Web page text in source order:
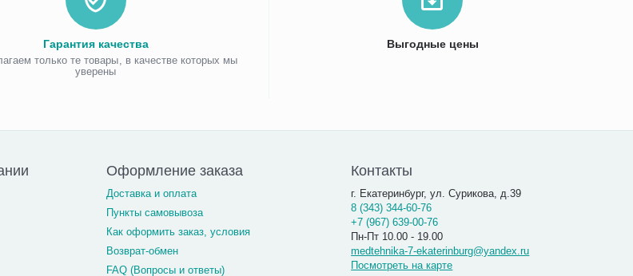
Гарантия качества
только те товары, в качестве которых мы
уверены
Выгодные цены
Оформление заказа
Доставка и оплата
Пункты самовывоза
Как оформить заказ, условия
Возврат-обмен
FAQ (Вопросы и ответы)
Контакты
г. Екатеринбург, ул. Сурикова, д.39
8 (343) 344-60-76
+7 (967) 639-00-76
Пн-Пт 10.00 - 19.00
medtehnika-7-ekaterinburg@yandex.ru
Посмотреть на карте